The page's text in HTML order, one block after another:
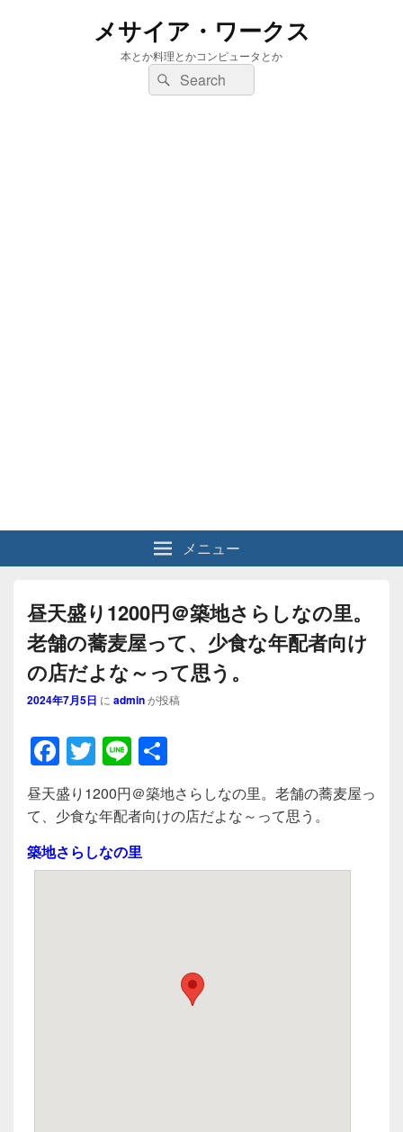
メサイア・ワークス
本とか料理とかコンピュータとか
検
索:
検
索
メニュー
昼天盛り1200円＠築地さらしなの里。
老舗の蕎麦屋って、少食な年配者向け
の店だよな～って思う。
2024年7月5日 に adminが投稿
F
a
c
e
b
T
wi
tt
er
Li
n
e
有
昼天盛り1200円＠築地さらしなの里。老舗の蕎麦屋っ
て、少食な年配者向けの店だよな～って思う。
築地さらしなの里